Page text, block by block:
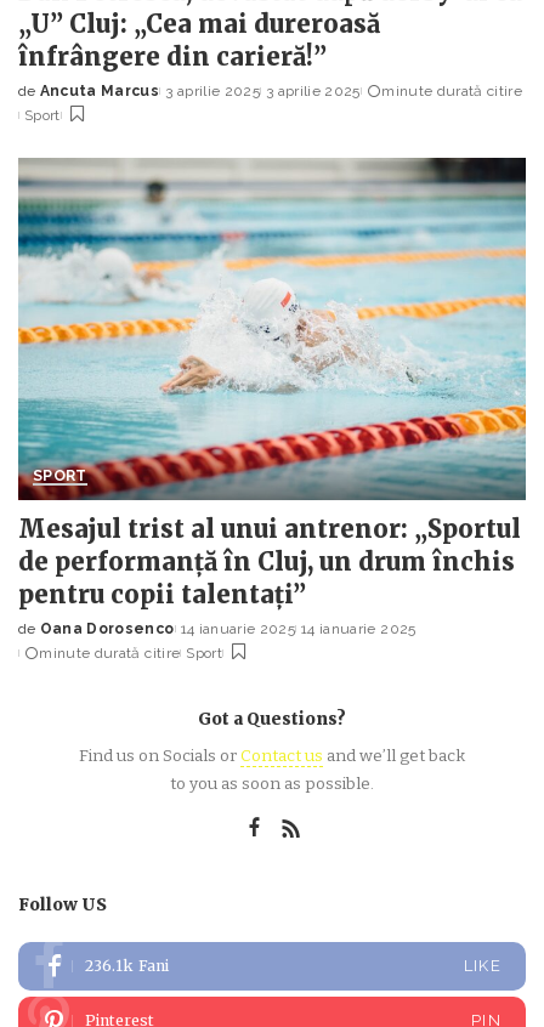
„U” Cluj: „Cea mai dureroasă
înfrângere din carieră!”
Posted
by
de Ancuta Marcus 3 aprilie 2025 3 aprilie 2025
minute durată citire
Sport
SPORT
Mesajul trist al unui antrenor: „Sportul
de performanță în Cluj, un drum închis
pentru copii talentați”
Posted
by
de Oana Dorosenco 14 ianuarie 2025 14 ianuarie 2025
minute durată citire Sport
Got a Questions?
Find us on Socials orContact us and we’ll get back
to you as soon as possible.
Follow US
236.1k Fani LIKE
Pinterest PIN